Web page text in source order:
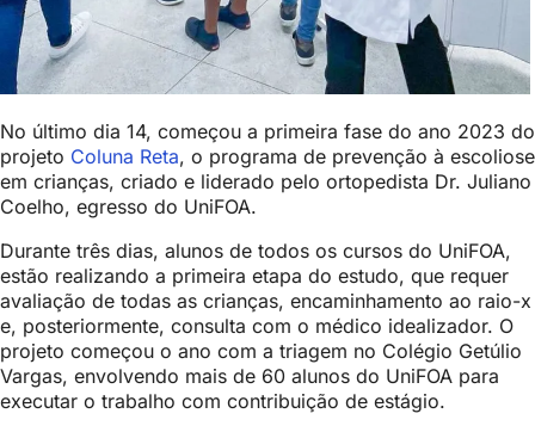
No último dia 14, começou a primeira fase do ano 2023 do
projeto Coluna Reta, o programa de prevenção à escoliose
em crianças, criado e liderado pelo ortopedista Dr. Juliano
Coelho, egresso do UniFOA.
Durante três dias, alunos de todos os cursos do UniFOA,
estão realizando a primeira etapa do estudo, que requer
avaliação de todas as crianças, encaminhamento ao raio-x
e, posteriormente, consulta com o médico idealizador. O
projeto começou o ano com a triagem no Colégio Getúlio
Vargas, envolvendo mais de 60 alunos do UniFOA para
executar o trabalho com contribuição de estágio.